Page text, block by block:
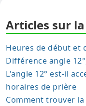
Articles sur
Heures de début et
Différence angle
L'angle 12° est-il
horaires de prière
Comment trouver la